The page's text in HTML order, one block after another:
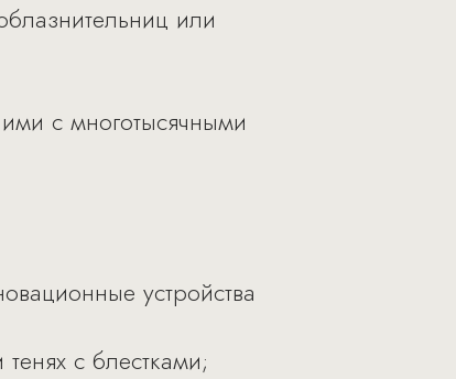
или
с многотысячными
устройства
с блестками;